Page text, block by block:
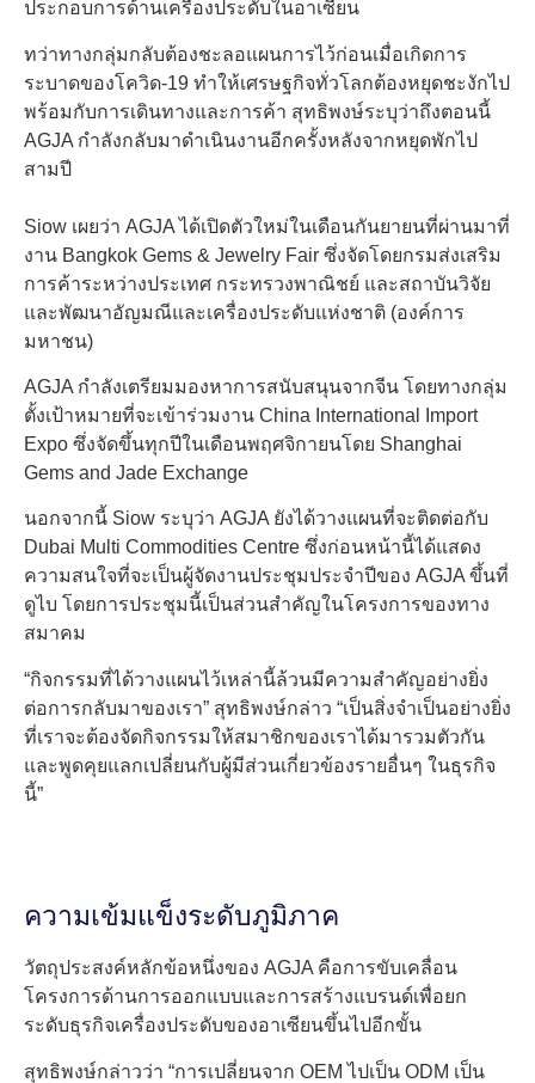
ประกอบการด้านเครื่องประดับในอาเซียน
ทว่าทางกลุ่มกลับต้องชะลอแผนการไว้ก่อนเมื่อเกิดการ
ระบาดของโควิด-19 ทำให้เศรษฐกิจทั่วโลกต้องหยุดชะงักไป
พร้อมกับการเดินทางและการค้า สุทธิพงษ์ระบุว่าถึงตอนนี้
AGJA กำลังกลับมาดำเนินงานอีกครั้งหลังจากหยุดพักไป
สามปี
Siow เผยว่า AGJA ได้เปิดตัวใหม่ในเดือนกันยายนที่ผ่านมาที่
งาน Bangkok Gems & Jewelry Fair ซึ่งจัดโดยกรมส่งเสริม
การค้าระหว่างประเทศ กระทรวงพาณิชย์ และสถาบันวิจัย
และพัฒนาอัญมณีและเครื่องประดับแห่งชาติ (องค์การ
มหาชน)
AGJA กำลังเตรียมมองหาการสนับสนุนจากจีน โดยทางกลุ่ม
ตั้งเป้าหมายที่จะเข้าร่วมงาน China International Import
Expo ซึ่งจัดขึ้นทุกปีในเดือนพฤศจิกายนโดย Shanghai
Gems and Jade Exchange
นอกจากนี้ Siow ระบุว่า AGJA ยังได้วางแผนที่จะติดต่อกับ
Dubai Multi Commodities Centre ซึ่งก่อนหน้านี้ได้แสดง
ความสนใจที่จะเป็นผู้จัดงานประชุมประจำปีของ AGJA ขึ้นที่
ดูไบ โดยการประชุมนี้เป็นส่วนสำคัญในโครงการของทาง
สมาคม
“กิจกรรมที่ได้วางแผนไว้เหล่านี้ล้วนมีความสำคัญอย่างยิ่ง
ต่อการกลับมาของเรา” สุทธิพงษ์กล่าว “เป็นสิ่งจำเป็นอย่างยิ่ง
ที่เราจะต้องจัดกิจกรรมให้สมาชิกของเราได้มารวมตัวกัน
และพูดคุยแลกเปลี่ยนกับผู้มีส่วนเกี่ยวข้องรายอื่นๆ ในธุรกิจ
นี้”
ความเข้มแข็งระดับภูมิภาค
วัตถุประสงค์หลักข้อหนึ่งของ AGJA คือการขับเคลื่อน
โครงการด้านการออกแบบและการสร้างแบรนด์เพื่อยก
ระดับธุรกิจเครื่องประดับของอาเซียนขึ้นไปอีกขั้น
สุทธิพงษ์กล่าวว่า “การเปลี่ยนจาก OEM ไปเป็น ODM เป็น